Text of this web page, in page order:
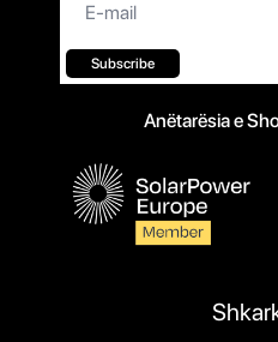
Subscribe
Anëtarësia e